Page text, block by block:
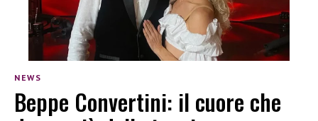
NEWS
Beppe Convertini: il cuore che